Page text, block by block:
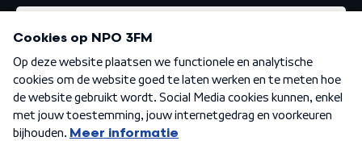
Algemene voorwaarden Privacybeleid